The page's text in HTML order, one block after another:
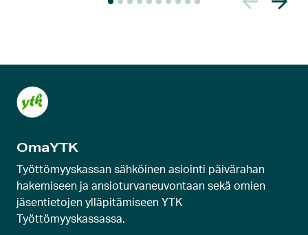
e
n
a
r
u
s
e
OmaYTK
Työttömyyskassan sähköinen asiointi päivärahan
hakemiseen ja ansioturvaneuvontaan sekä omien
jäsentietojen ylläpitämiseen YTK
Työttömyyskassassa.